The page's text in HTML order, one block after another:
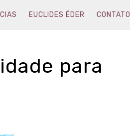
EUCLIDES ÉDER CONTATO
para